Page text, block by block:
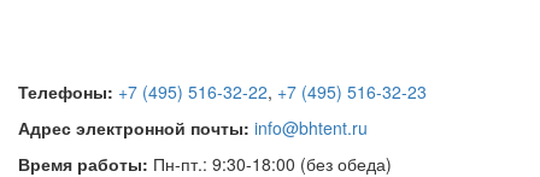
Телефоны: +7 (495) 516-32-22, +7 (495) 516-32-23
Адрес электронной почты: info@bhtent.ru
Время работы: Пн-пт.: 9:30-18:00 (без обеда)